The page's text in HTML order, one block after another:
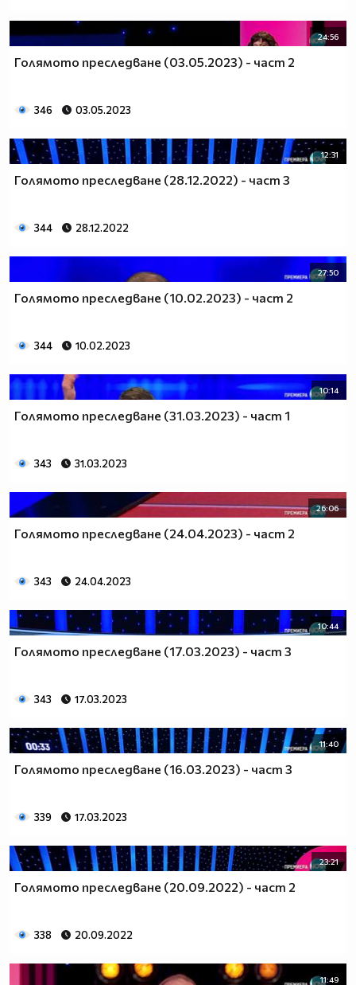
24:56
Голямото преследване (03.05.2023) - част 2
346 03.05.2023
12:31
Голямото преследване (28.12.2022) - част 3
344 28.12.2022
27:50
Голямото преследване (10.02.2023) - част 2
344 10.02.2023
10:14
Голямото преследване (31.03.2023) - част 1
343 31.03.2023
26:06
Голямото преследване (24.04.2023) - част 2
343 24.04.2023
10:44
Голямото преследване (17.03.2023) - част 3
343 17.03.2023
11:40
Голямото преследване (16.03.2023) - част 3
339 17.03.2023
23:21
Голямото преследване (20.09.2022) - част 2
338 20.09.2022
11:49